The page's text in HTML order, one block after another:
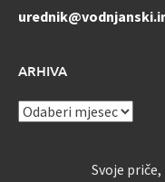
ARHIVA
ARHIVA
Svoje